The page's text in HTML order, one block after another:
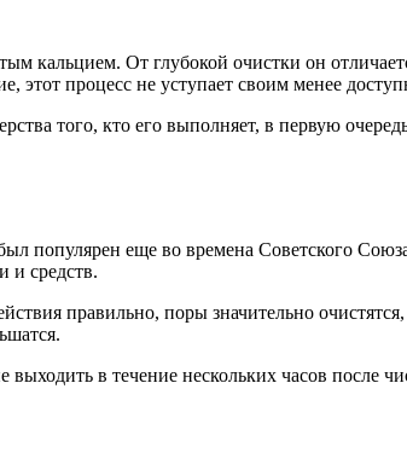
кальцием. От глубокой очистки он
этот процесс не уступает своим менее
того, кто его выполняет, в первую
популярен еще во времена Советского
и средств.
правильно, поры значительно
в течение нескольких часов после